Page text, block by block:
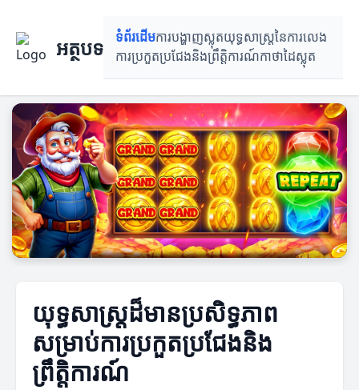
អត្ថបទ ទំព័រដើមការបង្ហាញស្លុតយុទ្ធសាស្ត្រនៃការលេង
ការ​ប្រកួតប្រជែង​និង​ព្រឹត្តិការណ៍កាថាដៃស្លុត
យុទ្ធសាស្ត្រដ៏មានប្រសិទ្ធភាព
សម្រាប់ការប្រកួតប្រជែងនិង
ព្រឹត្តិការណ៍